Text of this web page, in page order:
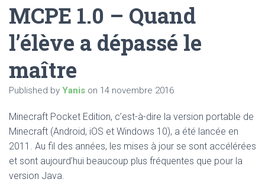
MCPE 1.0 – Quand
l’élève a dépassé le
maître
Published by Yanis on 14 novembre 2016
Minecraft Pocket Edition, c’est-à-dire la version portable de
Minecraft (Android, iOS et Windows 10), a été lancée en
2011. Au fil des années, les mises à jour se sont accélérées
et sont aujourd’hui beaucoup plus fréquentes que pour la
version Java.